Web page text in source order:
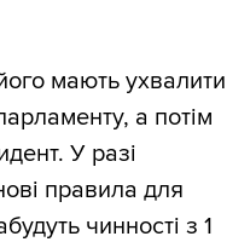
мають ухвалити
а потім
У разі
правила для
чинності з 1